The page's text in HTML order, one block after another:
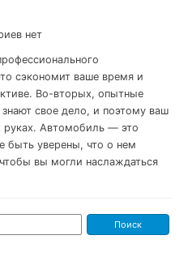
нет
сэкономит ваше время и
Во-вторых, опытные
свое дело, и поэтому ваш
руках. Автомобиль — это
быть уверены, что о нем
вы могли наслаждаться